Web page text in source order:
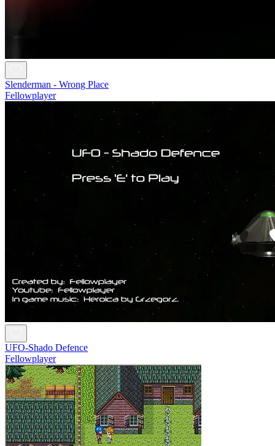
Slenderman - Wrong Place
Fellowplayer
UFO-Shado Defence
Fellowplayer